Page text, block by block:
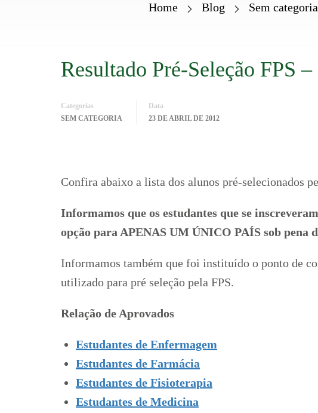
Home Blog Sem categoria
Resultado Pré-Seleção FPS
Categorias
SEM CATEGORIA
Data
23 DE ABRIL DE 2012
Confira abaixo a lista dos alunos pré-selecionados
Informamos que os estudantes que se
opção para APENAS UM ÚNICO PAÍS sob pena
Informamos também que foi instituído o ponto de
utilizado para pré seleção pela FPS.
Relação de Aprovados
Estudantes de Enfermagem
Estudantes de Farmácia
Estudantes de Fisioterapia
Estudantes de Medicina